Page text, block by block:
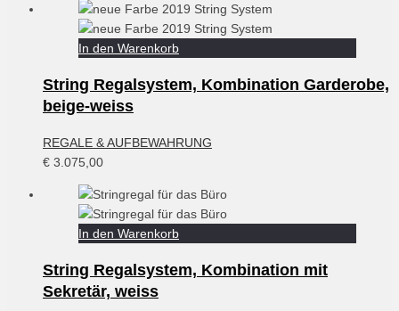
In den Warenkorb
String Regalsystem, Kombination Garderobe,
beige-weiss
REGALE & AUFBEWAHRUNG
€ 3.075,00
In den Warenkorb
String Regalsystem, Kombination mit
Sekretär, weiss